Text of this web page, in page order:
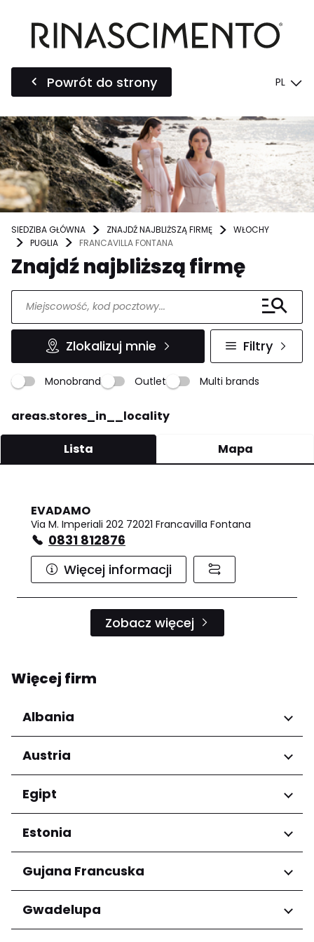
Powrót do strony PL
SIEDZIBA GŁÓWNA ZNAJDŹ NAJBLIŻSZĄ FIRMĘ
WŁOCHY
PUGLIA
FRANCAVILLA FONTANA
Znajdź najbliższą firmę
Zlokalizuj mnie Filtry
Monobrand Outlet Multi brands
areas.stores_in__locality
Lista Mapa
EVADAMO
Via M. Imperiali 202 72021 Francavilla Fontana
0831 812876
Więcej informacji
Zobacz więcej
Więcej firm
Albania
Regiony
Qarku i Tiranës
Austria
Regiony
Niederösterreich
Salzburg
Wien
Egipt
Regiony
Kair
Estonia
Regiony
Harju maakond
Tartu maakond
Gujana Francuska
Regiony
Arrondissement de Cayenne
Gwadelupa